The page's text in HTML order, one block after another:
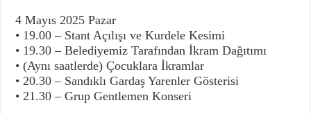
4 Mayıs 2025 Pazar
• 19.00 – Stant Açılışı ve Kurdele Kesimi
• 19.30 – Belediyemiz Tarafından İkram Dağıtımı
• (Aynı saatlerde) Çocuklara İkramlar
• 20.30 – Sandıklı Gardaş Yarenler Gösterisi
• 21.30 – Grup Gentlemen Konseri